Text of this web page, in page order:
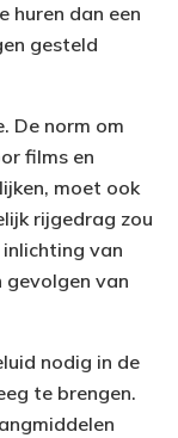
huren dan een
gesteld
De norm om
films en
moet ook
rijgedrag zou
van
gevolgen van
nodig in de
te brengen.